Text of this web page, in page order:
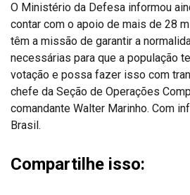
O Ministério da Defesa informou
contar com o apoio de mais de 28
têm a missão de garantir a
necessárias para que a população
votação e possa fazer isso com
chefe da Seção de Operações
comandante Walter Marinho. Com
Brasil.
Compartilhe isso: